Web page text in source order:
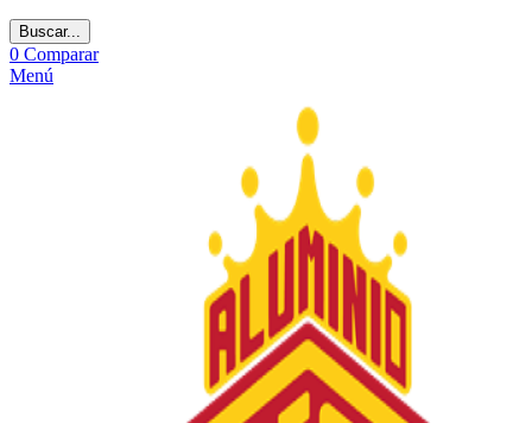
Buscar...
0 Comparar
Menú